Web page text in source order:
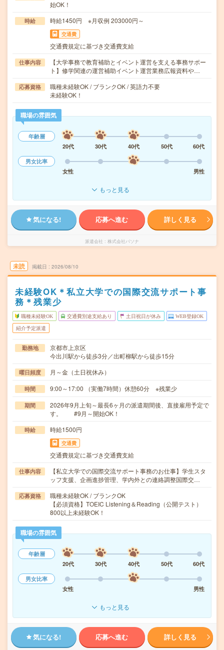
始OK！
時給 時給1450円 ※月収例 203000円～
交通費
交通費規定に基づき交通費支給
仕事内容
【大学事務で教育補助とイベント運営を支える事務サポー
ト】修学関連の運営補助イベント運営業務広報資料や…
応募資格
職種未経験OK / ブランクOK / 英語力不要
未経験OK！
職場の雰囲気
年齢層
20代
30代 40代 50代
60代
男女比率
女性
男性
もっと見る
気になる! 応募へ進む 詳しく見る
派遣会社 株式会社パソナ
未読 掲載日 2026/08/10
未経験OK＊私立大学での国際交流サポート事
務＊残業少
職種未経験OK 交通費別途支給あり 土日祝日が休み WEB登録OK
紹介予定派遣
勤務地
京都市上京区
今出川駅から徒歩3分／出町柳駅から徒歩15分
曜日頻度 月～金（土日祝休み）
時間 9:00～17:00 （実働7時間）休憩60分 ※残業少
期間
2026年9月上旬～最長6ヶ月の派遣期間後、直接雇用予定で
す。 #9月～開始OK！
時給 時給1500円
交通費
交通費規定に基づき交通費支給
仕事内容
【私立大学での国際交流サポート事務のお仕事】学生スタ
ッフ支援、企画進捗管理、学内外との連絡調整国際交…
応募資格
職種未経験OK / ブランクOK
【必須資格】TOEIC Listening＆Reading（公開テスト）
800以上未経験OK！
職場の雰囲気
年齢層
20代
30代 40代 50代
60代
男女比率
女性
男性
もっと見る
気になる! 応募へ進む 詳しく見る